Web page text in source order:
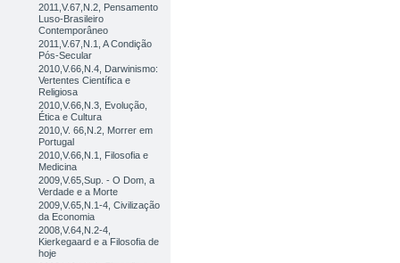
2011,V.67,N.2, Pensamento
Luso-Brasileiro
Contemporâneo
2011,V.67,N.1, A Condição
Pós-Secular
2010,V.66,N.4, Darwinismo:
Vertentes Científica e
Religiosa
2010,V.66,N.3, Evolução,
Ética e Cultura
2010,V. 66,N.2, Morrer em
Portugal
2010,V.66,N.1, Filosofia e
Medicina
2009,V.65,Sup. - O Dom, a
Verdade e a Morte
2009,V.65,N.1-4, Civilização
da Economia
2008,V.64,N.2-4,
Kierkegaard e a Filosofia de
hoje